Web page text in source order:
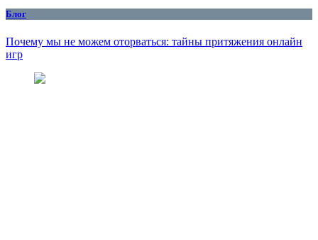
Блог
Почему мы не можем оторваться: тайны притяжения онлайн
игр